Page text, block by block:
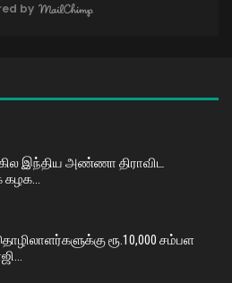
by
இந்திய அண்ணா திராவிட
கழக…
ரூ.10,000 சம்பள